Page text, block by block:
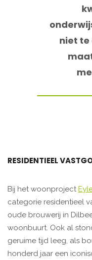
niet
RESIDENTIEEL
Bij het woonproject
categorie residentieel
oude brouwerij in
woonbuurt. Ook al
geruime tijd leeg, als
honderd jaar een